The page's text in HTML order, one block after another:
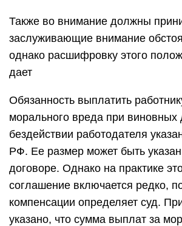
Также во внимание должны
заслуживающие внимание
однако расшифровку этого
дает
Обязанность выплатить
морального вреда при виновных
бездействии работодателя
РФ. Ее размер может быть
договоре. Однако на практике
соглашение включается редко,
компенсации определяет суд.
указано, что сумма выплат за